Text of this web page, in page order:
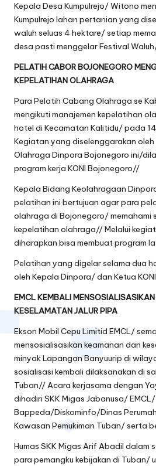
Kepala Desa Kumpulrejo/ Witono
Kumpulrejo lahan pertanian yang
waluh seluas 4 hektare/ setiap
desa pasti menggelar Festival
PELATIH CABOR BOJONEGORO
KEPELATIHAN OLAHRAGA
Para Pelatih Cabang Olahraga se
mengikuti manajemen kepelatihan
hotel di Kecamatan Kalitidu/ pada
Kegiatan yang diselenggarakan oleh
Olahraga Dinpora Bojonegoro ini/
program kerja KONI Bojonegoro//
Kepala Bidang Keolahragaan
pelatihan ini bertujuan agar para
olahraga di Bojonegoro/ memahami
kepelatihan olahraga// Melalui
diharapkan bisa membuat program
Pelatihan yang digelar selama dua
oleh Kepala Dinpora/ dan Ketua
EMCL KEMBALI
KESELAMATAN JALUR PIPA
Ekson Mobil Cepu Limitid EMCL/
mensosialisasikan keamanan dan
minyak Lapangan Banyuurip di
sosialisasi kembali dilaksanakan di
Tuban// Acara kerjasama dengan
dihadiri SKK Migas Jabanusa/ EMCL/
Bappeda/Diskominfo/Dinas
Kawasan Pemukiman Tuban/ serta
Humas SKK Migas Arif Abadil dalam
para pemangku kebijakan di Tuban/